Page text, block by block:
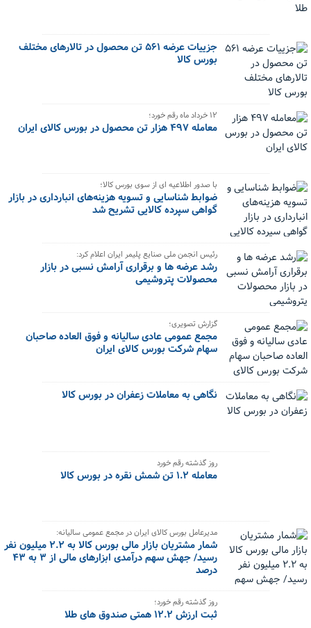
جزییات عرضه ۵۶۱ تن محصول در تالارهای مختلف
بورس کالا
۱۲ خرداد ماه رقم خورد؛
معامله ۴۹۷ هزار تن محصول در بورس کالای ایران
با صدور اطلاعیه ای از سوی بورس کالا؛
ضوابط شناسایی و تسویه هزینه‌های انبارداری در بازار
گواهی سپرده کالایی تشریح شد
رئیس انجمن ملی صنایع پلیمر ایران اعلام کرد:
رشد عرضه ها و برقراری آرامش نسبی در بازار
محصولات پتروشیمی
گزارش تصویری؛
مجمع عمومی عادی سالیانه و فوق العاده صاحبان
سهام شرکت بورس کالای ایران
نگاهی به معاملات زعفران در بورس کالا
روز گذشته رقم خورد
معامله ۱.۲ تن شمش نقره در بورس کالا
مدیرعامل بورس کالای ایران در مجمع عمومی سالیانه:
شمار مشتریان بازار مالی بورس کالا به ۲.۲ میلیون نفر
رسید/ جهش سهم درآمدی ابزارهای مالی از ۳ به ۴۳
درصد
روز گذشته رقم خورد؛
ثبت ارزش ۱۲.۲ همتی صندوق های طلا